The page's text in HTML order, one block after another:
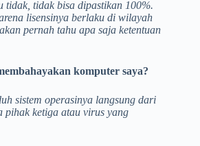
tidak, tidak bisa dipastikan 100%.
lisensinya berlaku di wilayah
pernah tahu apa saja ketentuan
komputer saya?
sistem operasinya langsung dari
pihak ketiga atau virus yang